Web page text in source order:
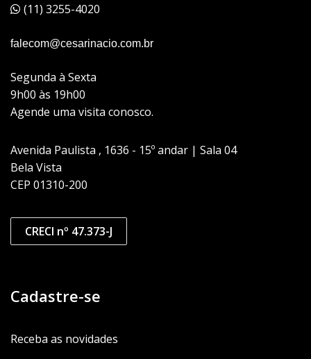
(11) 3255-4020
falecom@cesarinacio.com.br
Segunda à Sexta
9h00 às 19h00
Agende uma visita conosco.
Avenida Paulista , 1636 - 15º andar | Sala 04
Bela Vista
CEP 01310-200
CRECI nº 47.373-J
Cadastre-se
Receba as novidades